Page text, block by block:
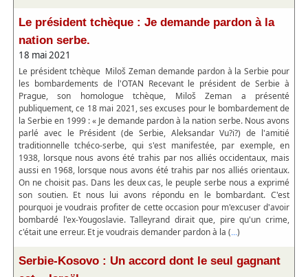
Le président tchèque : Je demande pardon à la
nation serbe.
18 mai 2021
Le président tchèque Miloš Zeman demande pardon à la Serbie pour
les bombardements de l'OTAN Recevant le président de Serbie à
Prague, son homologue tchèque, Miloš Zeman a présenté
publiquement, ce 18 mai 2021, ses excuses pour le bombardement de
la Serbie en 1999 : « Je demande pardon à la nation serbe. Nous avons
parlé avec le Président (de Serbie, Aleksandar Vu?i?) de l'amitié
traditionnelle tchéco-serbe, qui s'est manifestée, par exemple, en
1938, lorsque nous avons été trahis par nos alliés occidentaux, mais
aussi en 1968, lorsque nous avons été trahis par nos alliés orientaux.
On ne choisit pas. Dans les deux cas, le peuple serbe nous a exprimé
son soutien. Et nous lui avons répondu en le bombardant. C'est
pourquoi je voudrais profiter de cette occasion pour m'excuser d'avoir
bombardé l'ex-Yougoslavie. Talleyrand dirait que, pire qu'un crime,
c'était une erreur. Et je voudrais demander pardon à la (...)
Serbie-Kosovo : Un accord dont le seul gagnant